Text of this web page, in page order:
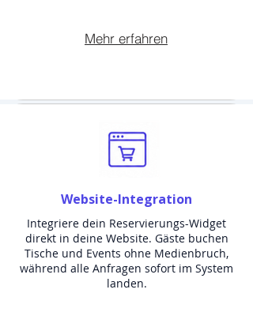
Mehr erfahren
Website-Integration
Integriere dein Reservierungs-Widget
direkt in deine Website. Gäste buchen
Tische und Events ohne Medienbruch,
während alle Anfragen sofort im System
landen.